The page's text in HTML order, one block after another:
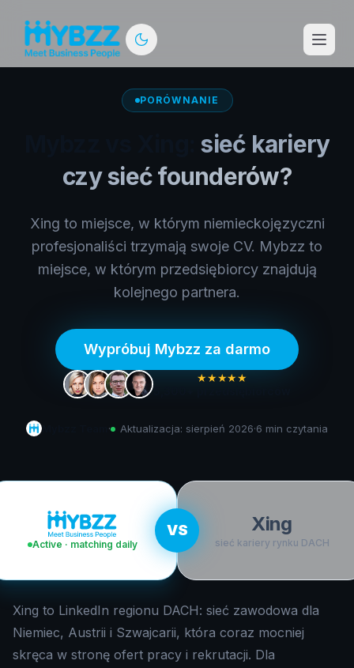
PORÓWNANIE
sieć kariery
czy sieć founderów?
Xing to miejsce, w którym niemieckojęzyczni
profesjonaliści trzymają swoje CV. Mybzz to
miejsce, w którym przedsiębiorcy znajdują
kolejnego partnera.
Wypróbuj Mybzz za darmo
★★★★★
· Aktualizacja: sierpień 2026·6 min czytania
Active · matching daily
VS Xing
sieć kariery rynku DACH
Xing to LinkedIn regionu DACH: sieć zawodowa dla
Niemiec, Austrii i Szwajcarii, która coraz mocniej
skręca w stronę ofert pracy i rekrutacji. Dla